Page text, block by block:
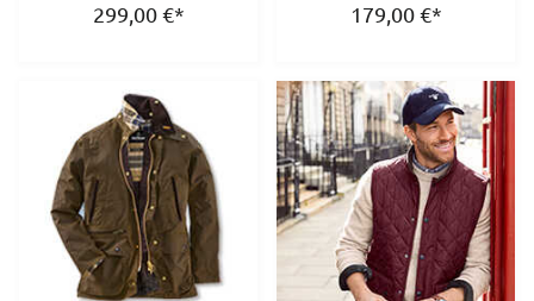
299,00€* 179,00€*